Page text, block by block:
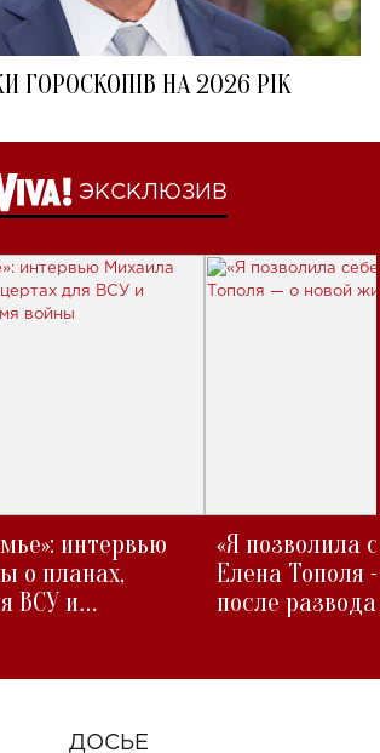
ГОРОСКОПІВ НА 2026 РІК
ЭКСКЛЮЗИВ
интервью
о планах,
ВСУ и
«Я позволила
Елена Тополя
после развода
ДОСЬЕ